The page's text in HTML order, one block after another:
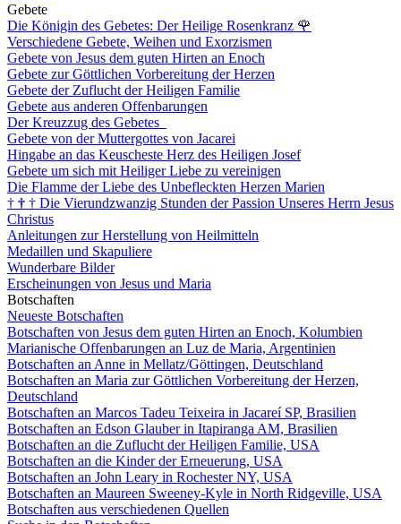
Gebete
Die Königin des Gebetes: Der Heilige Rosenkranz 🌹
Verschiedene Gebete, Weihen und Exorzismen
Gebete von Jesus dem guten Hirten an Enoch
Gebete zur Göttlichen Vorbereitung der Herzen
Gebete der Zuflucht der Heiligen Familie
Gebete aus anderen Offenbarungen
Der Kreuzzug des Gebetes
Gebete von der Muttergottes von Jacarei
Hingabe an das Keuscheste Herz des Heiligen Josef
Gebete um sich mit Heiliger Liebe zu vereinigen
Die Flamme der Liebe des Unbefleckten Herzen Marien
† † † Die Vierundzwanzig Stunden der Passion Unseres Herrn Jesus
Christus
Anleitungen zur Herstellung von Heilmitteln
Medaillen und Skapuliere
Wunderbare Bilder
Erscheinungen von Jesus und Maria
Botschaften
Neueste Botschaften
Botschaften von Jesus dem guten Hirten an Enoch, Kolumbien
Marianische Offenbarungen an Luz de Maria, Argentinien
Botschaften an Anne in Mellatz/Göttingen, Deutschland
Botschaften an Maria zur Göttlichen Vorbereitung der Herzen,
Deutschland
Botschaften an Marcos Tadeu Teixeira in Jacareí SP, Brasilien
Botschaften an Edson Glauber in Itapiranga AM, Brasilien
Botschaften an die Zuflucht der Heiligen Familie, USA
Botschaften an die Kinder der Erneuerung, USA
Botschaften an John Leary in Rochester NY, USA
Botschaften an Maureen Sweeney-Kyle in North Ridgeville, USA
Botschaften aus verschiedenen Quellen